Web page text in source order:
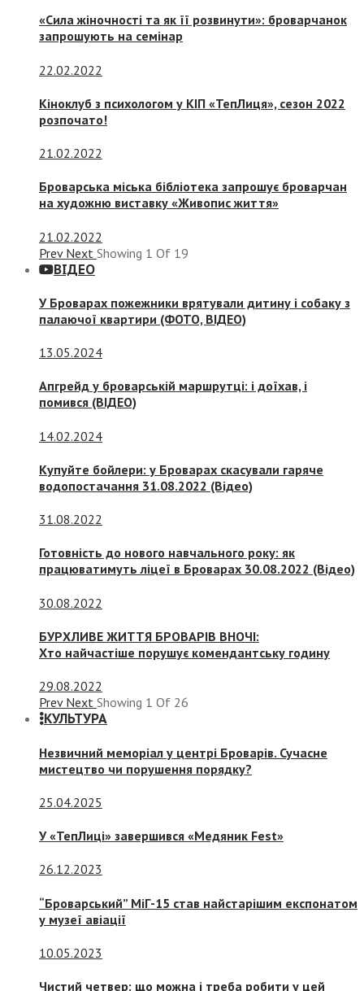
«Сила жіночності та як її розвинути»: броварчанок
запрошують на семінар
22.02.2022
Кіноклуб з психологом у КІП «ТепЛиця», сезон 2022
розпочато!
21.02.2022
Броварська міська бібліотека запрошує броварчан
на художню виставку «Живопис життя»
21.02.2022
Prev Next Showing 1 Of 19
ВІДЕО
У Броварах пожежники врятували дитину і собаку з
палаючої квартири (ФОТО, ВІДЕО)
13.05.2024
Апгрейд у броварській маршрутці: і доїхав, і
помився (ВІДЕО)
14.02.2024
Купуйте бойлери: у Броварах скасували гаряче
водопостачання 31.08.2022 (Відео)
31.08.2022
Готовність до нового навчального року: як
працюватимуть ліцеї в Броварах 30.08.2022 (Відео)
30.08.2022
БУРХЛИВЕ ЖИТТЯ БРОВАРІВ ВНОЧІ:
Хто найчастіше порушує комендантську годину
29.08.2022
Prev Next Showing 1 Of 26
КУЛЬТУРА
Незвичний меморіал у центрі Броварів. Сучасне
мистецтво чи порушення порядку?
25.04.2025
У «ТепЛиці» завершився «Медяник Fest»
26.12.2023
“Броварський” МіГ-15 став найстарішим експонатом
у музеї авіації
10.05.2023
Чистий четвер: що можна і треба робити у цей